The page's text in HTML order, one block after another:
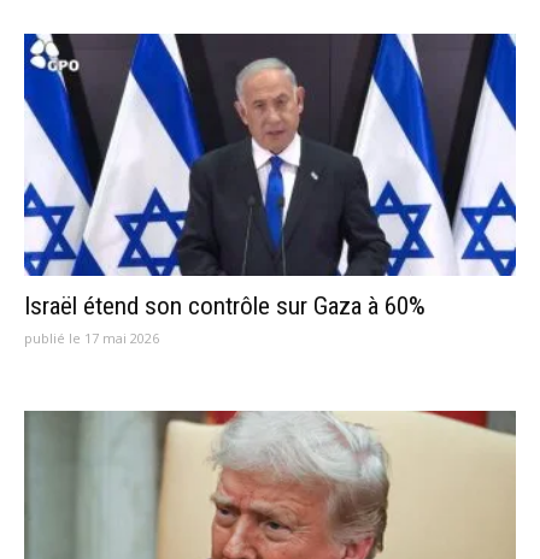
Israël étend son contrôle sur Gaza à 60%
publié le 17 mai 2026